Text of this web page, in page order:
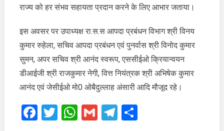
राज्य को हर संभव सहायता प्रदान करने के लिए आभार जताया।
इस अवसर पर उपाध्यक्ष रा.स.स आपदा प्रबंधन विभाग श्री विनय
कुमार रुहेला, सचिव आपदा प्रबंधन एवं पुनर्वास श्री विनोद कुमार
सुमन, अपर सचिव श्री आनंद स्वरूप, एससीईओ क्रियान्वयन
डीआईजी श्री राजकुमार नेगी, वित्त नियंत्रक श्री अभिषेक कुमार
आनंद एवं जेसीईओ मो0 ओबैदुल्लाह अंसारी आदि मौजूद रहे।
Facebook
Twitter
WhatsApp
GmailTelegram
Share